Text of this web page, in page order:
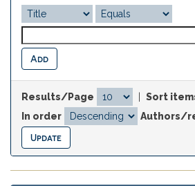
Results/Page
Sort
In order
Authors/